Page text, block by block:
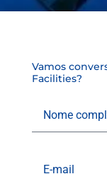
Vamos
Facilities?
completo